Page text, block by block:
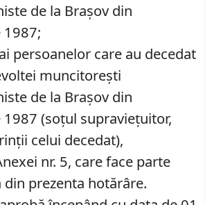
de la Braşov din
persoanelor care au decedat
muncitoreşti
de la Braşov din
(soţul supravieţuitor,
celui decedat),
nr. 5, care face parte
prezenta hotărâre.